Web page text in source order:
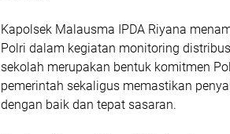
Kapolsek Malausma IPDA Riyana
Polri dalam kegiatan monitoring
sekolah merupakan bentuk komitmen
pemerintah sekaligus memastikan
dengan baik dan tepat sasaran.